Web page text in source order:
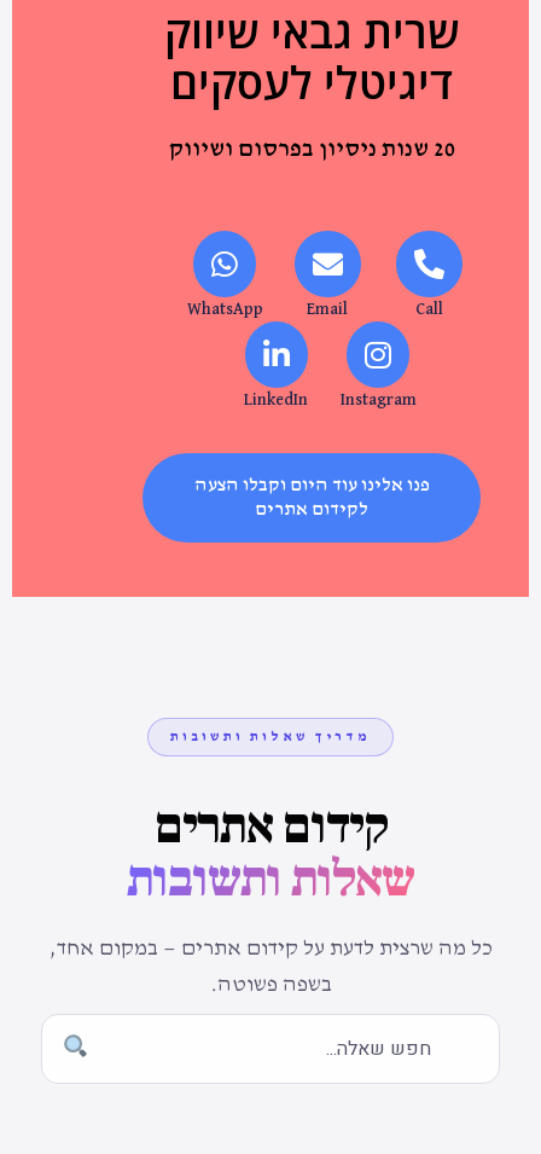
שרית גבאי שיווק
דיגיטלי לעסקים
20 שנות ניסיון בפרסום ושיווק
Call
Email
WhatsApp
Instagram
LinkedIn
פנו אלינו עוד היום וקבלו הצעה
לקידום אתרים
מדריך שאלות ותשובות
קידום אתרים
שאלות ותשובות
כל מה שרצית לדעת על קידום אתרים — במקום אחד,
בשפה פשוטה.